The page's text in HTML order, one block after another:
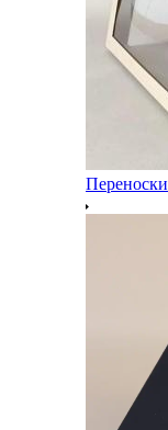
Переноски